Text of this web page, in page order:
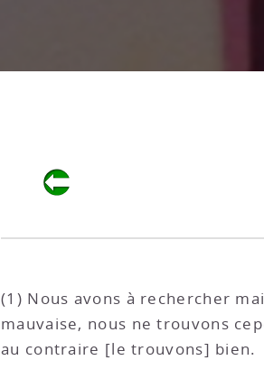
(1) Nous avons à rechercher
mauvaise, nous ne trouvons
au contraire [le trouvons] bien.